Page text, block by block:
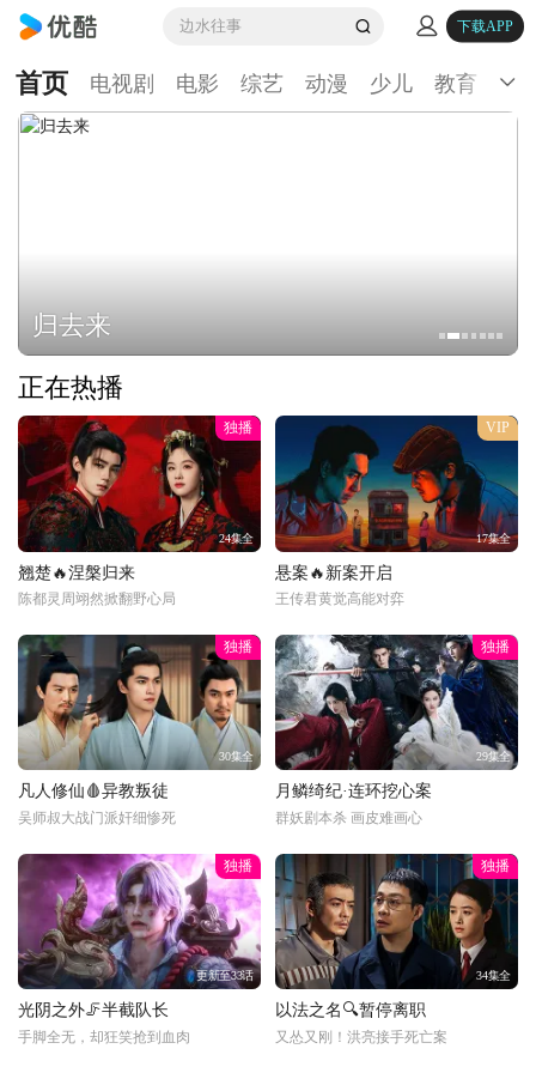
边水往事 下载APP
首页 电视剧 电影 综艺 动漫 少儿 教育 生
归去来
正在热播
独播
24集全
翘楚🔥涅槃归来
陈都灵周翊然掀翻野心局
VIP
17集全
悬案🔥新案开启
王传君黄觉高能对弈
独播
30集全
凡人修仙🩸异教叛徒
吴师叔大战门派奸细惨死
独播
29集全
月鳞绮纪·连环挖心案
群妖剧本杀 画皮难画心
独播
更新至33话
光阴之外🦵半截队长
手脚全无，却狂笑抢到血肉
独播
34集全
以法之名🔍暂停离职
又怂又刚！洪亮接手死亡案